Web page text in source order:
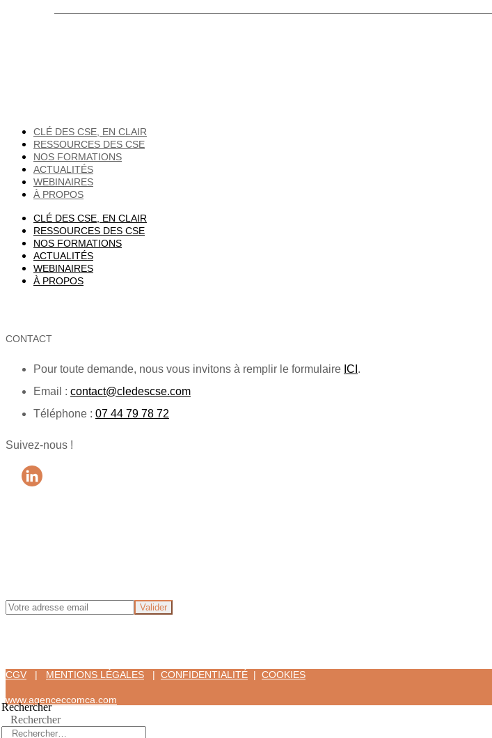
CLÉ DES CSE, EN CLAIR
RESSOURCES DES CSE
NOS FORMATIONS
ACTUALITÉS
WEBINAIRES
À PROPOS
CLÉ DES CSE, EN CLAIR
RESSOURCES DES CSE
NOS FORMATIONS
ACTUALITÉS
WEBINAIRES
À PROPOS
CONTACT
Pour toute demande, nous vous invitons à remplir le formulaire ICI .
Email : contact@cledescse.com
Téléphone : 07 44 79 78 72
Suivez-nous !
CGV | MENTIONS LÉGALES | CONFIDENTIALITÉ | COOKIES
www.agenceccomca.com
Rechercher
Rechercher